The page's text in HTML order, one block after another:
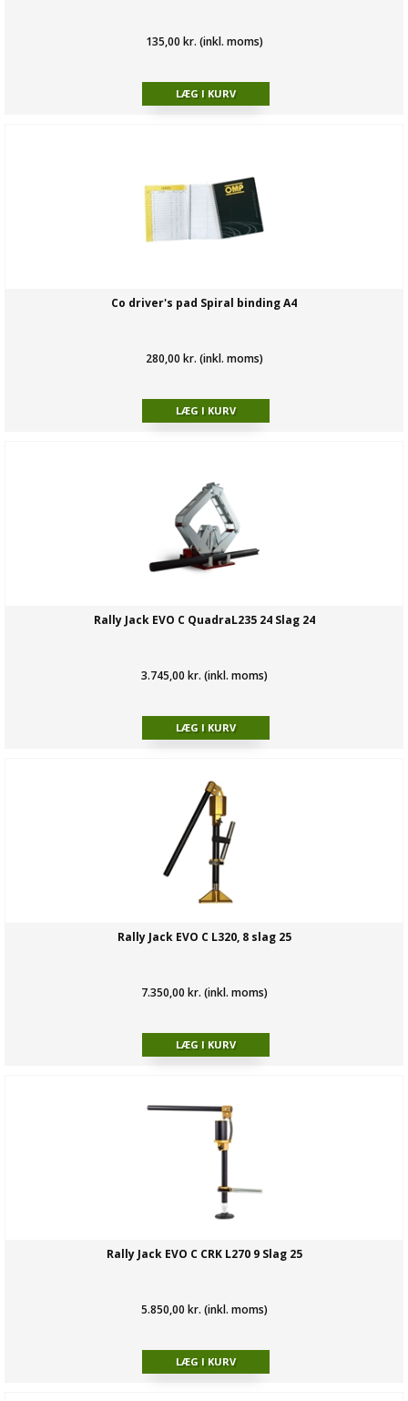
135,00 kr. (inkl. moms)
Co driver's pad Spiral binding A4
280,00 kr. (inkl. moms)
Rally Jack EVO C QuadraL235 24 Slag 24
3.745,00 kr. (inkl. moms)
Rally Jack EVO C L320, 8 slag 25
7.350,00 kr. (inkl. moms)
Rally Jack EVO C CRK L270 9 Slag 25
5.850,00 kr. (inkl. moms)